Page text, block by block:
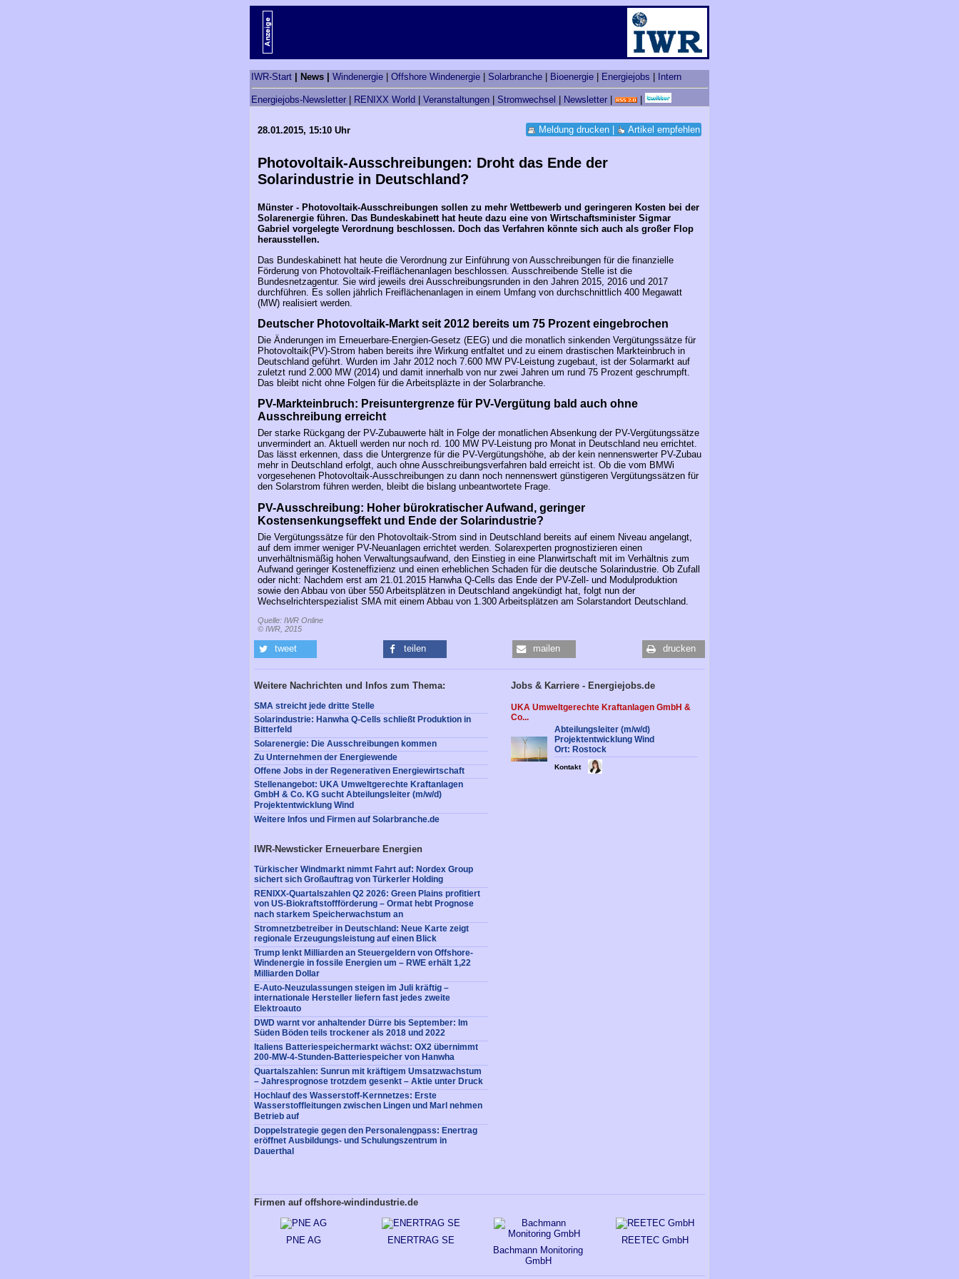
IWR-Start | News | Windenergie Offshore Windenergie Solarbranche Bioenergie Energiejobs Intern
Energiejobs-Newsletter RENIXX World Veranstaltungen Stromwechsel Newsletter
Meldung drucken Artikel empfehlen
28.01.2015, 15:10 Uhr
Photovoltaik-Ausschreibungen: Droht das Ende der
Solarindustrie in Deutschland?
Münster - Photovoltaik-Ausschreibungen sollen zu mehr Wettbewerb und geringeren Kosten bei der
Solarenergie führen. Das Bundeskabinett hat heute dazu eine von Wirtschaftsminister Sigmar
Gabriel vorgelegte Verordnung beschlossen. Doch das Verfahren könnte sich auch als großer Flop
herausstellen.
Das Bundeskabinett hat heute die Verordnung zur Einführung von Ausschreibungen für die finanzielle
Förderung von Photovoltaik-Freiflächenanlagen beschlossen. Ausschreibende Stelle ist die
Bundesnetzagentur. Sie wird jeweils drei Ausschreibungsrunden in den Jahren 2015, 2016 und 2017
durchführen. Es sollen jährlich Freiflächenanlagen in einem Umfang von durchschnittlich 400 Megawatt
(MW) realisiert werden.
Deutscher Photovoltaik-Markt seit 2012 bereits um 75 Prozent eingebrochen
Die Änderungen im Erneuerbare-Energien-Gesetz (EEG) und die monatlich sinkenden Vergütungssätze für
Photovoltaik(PV)-Strom haben bereits ihre Wirkung entfaltet und zu einem drastischen Markteinbruch in
Deutschland geführt. Wurden im Jahr 2012 noch 7.600 MW PV-Leistung zugebaut, ist der Solarmarkt auf
zuletzt rund 2.000 MW (2014) und damit innerhalb von nur zwei Jahren um rund 75 Prozent geschrumpft.
Das bleibt nicht ohne Folgen für die Arbeitspläzte in der Solarbranche.
PV-Markteinbruch: Preisuntergrenze für PV-Vergütung bald auch ohne
Ausschreibung erreicht
Der starke Rückgang der PV-Zubauwerte hält in Folge der monatlichen Absenkung der PV-Vergütungssätze
unvermindert an. Aktuell werden nur noch rd. 100 MW PV-Leistung pro Monat in Deutschland neu errichtet.
Das lässt erkennen, dass die Untergrenze für die PV-Vergütungshöhe, ab der kein nennenswerter PV-Zubau
mehr in Deutschland erfolgt, auch ohne Ausschreibungsverfahren bald erreicht ist. Ob die vom BMWi
vorgesehenen Photovoltaik-Ausschreibungen zu dann noch nennenswert günstigeren Vergütungssätzen für
den Solarstrom führen werden, bleibt die bislang unbeantwortete Frage.
PV-Ausschreibung: Hoher bürokratischer Aufwand, geringer
Kostensenkungseffekt und Ende der Solarindustrie?
Die Vergütungssätze für den Photovoltaik-Strom sind in Deutschland bereits auf einem Niveau angelangt,
auf dem immer weniger PV-Neuanlagen errichtet werden. Solarexperten prognostizieren einen
unverhältnismäßig hohen Verwaltungsaufwand, den Einstieg in eine Planwirtschaft mit im Verhältnis zum
Aufwand geringer Kosteneffizienz und einen erheblichen Schaden für die deutsche Solarindustrie. Ob Zufall
oder nicht: Nachdem erst am 21.01.2015 Hanwha Q-Cells das Ende der PV-Zell- und Modulproduktion
sowie den Abbau von über 550 Arbeitsplätzen in Deutschland angekündigt hat, folgt nun der
Wechselrichterspezialist SMA mit einem Abbau von 1.300 Arbeitsplätzen am Solarstandort Deutschland.
Quelle: IWR Online
© IWR, 2015
tweet teilen mailen drucken
Weitere Nachrichten und Infos zum Thema:
SMA streicht jede dritte Stelle
Solarindustrie: Hanwha Q-Cells schließt Produktion in
Bitterfeld
Solarenergie: Die Ausschreibungen kommen
Zu Unternehmen der Energiewende
Offene Jobs in der Regenerativen Energiewirtschaft
Stellenangebot: UKA Umweltgerechte Kraftanlagen
GmbH & Co. KG sucht Abteilungsleiter (m/w/d)
Projektentwicklung Wind
Weitere Infos und Firmen auf Solarbranche.de
Jobs & Karriere - Energiejobs.de
UKA Umweltgerechte Kraftanlagen GmbH &
Co...
Abteilungsleiter (m/w/d)
Projektentwicklung Wind
Ort: Rostock
Kontakt
IWR-Newsticker Erneuerbare Energien
Türkischer Windmarkt nimmt Fahrt auf: Nordex Group
sichert sich Großauftrag von Türkerler Holding
RENIXX-Quartalszahlen Q2 2026: Green Plains profitiert
von US-Biokraftstoffförderung – Ormat hebt Prognose
nach starkem Speicherwachstum an
Stromnetzbetreiber in Deutschland: Neue Karte zeigt
regionale Erzeugungsleistung auf einen Blick
Trump lenkt Milliarden an Steuergeldern von Offshore-
Windenergie in fossile Energien um – RWE erhält 1,22
Milliarden Dollar
E-Auto-Neuzulassungen steigen im Juli kräftig –
internationale Hersteller liefern fast jedes zweite
Elektroauto
DWD warnt vor anhaltender Dürre bis September: Im
Süden Böden teils trockener als 2018 und 2022
Italiens Batteriespeichermarkt wächst: OX2 übernimmt
200-MW-4-Stunden-Batteriespeicher von Hanwha
Quartalszahlen: Sunrun mit kräftigem Umsatzwachstum
– Jahresprognose trotzdem gesenkt – Aktie unter Druck
Hochlauf des Wasserstoff-Kernnetzes: Erste
Wasserstoffleitungen zwischen Lingen und Marl nehmen
Betrieb auf
Doppelstrategie gegen den Personalengpass: Enertrag
eröffnet Ausbildungs- und Schulungszentrum in
Dauerthal
Firmen auf offshore-windindustrie.de
PNE AG
ENERTRAG SE
Bachmann Monitoring
GmbH
REETEC GmbH